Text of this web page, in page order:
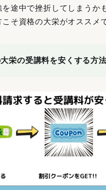
を途中で挫折してしまうか
そ資格の大栄がオススメ
栄の受講料を安くする方